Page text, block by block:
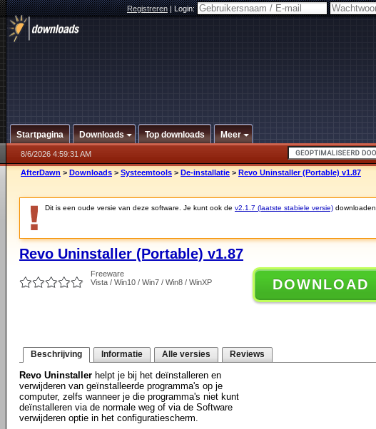
Registreren|Login:
Startpagina Downloads Top downloads Meer
8/6/2026 4:59:31 AM
AfterDawn > Downloads > Systeemtools > De-installatie > Revo Uninstaller (Portable) v1.87
Dit is een oude versie van deze software. Je kunt ook de v2.1.7 (laatste stabiele versie) downloaden.
Revo Uninstaller (Portable) v1.87
Freeware
Vista / Win10 / Win7 / Win8 / WinXP
DOWNLOAD
Beschrijving Informatie Alle versies Reviews
Revo Uninstaller helpt je bij het deïnstalleren en
verwijderen van geïnstalleerde programma's op je
computer, zelfs wanneer je die programma's niet kunt
deïnstalleren via de normale weg of via de Software
verwijderen optie in het configuratiescherm.